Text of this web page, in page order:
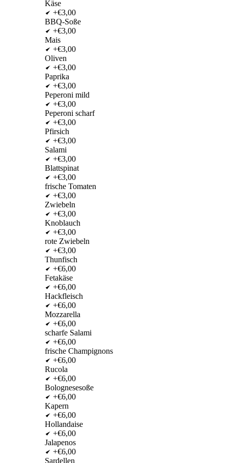
Käse
+€3,00
BBQ-Soße
+€3,00
Mais
+€3,00
Oliven
+€3,00
Paprika
+€3,00
Peperoni mild
+€3,00
Peperoni scharf
+€3,00
Pfirsich
+€3,00
Salami
+€3,00
Blattspinat
+€3,00
frische Tomaten
+€3,00
Zwiebeln
+€3,00
Knoblauch
+€3,00
rote Zwiebeln
+€3,00
Thunfisch
+€6,00
Fetakäse
+€6,00
Hackfleisch
+€6,00
Mozzarella
+€6,00
scharfe Salami
+€6,00
frische Champignons
+€6,00
Rucola
+€6,00
Bolognesesoße
+€6,00
Kapern
+€6,00
Hollandaise
+€6,00
Jalapenos
+€6,00
Sardellen